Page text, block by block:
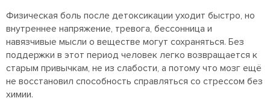
Физическая боль после детоксикации уходит быстро, но
внутреннее напряжение, тревога, бессонница и
навязчивые мысли о веществе могут сохраняться. Без
поддержки в этот период человек легко возвращается к
старым привычкам, не из слабости, а потому что мозг ещё
не восстановил способность справляться со стрессом без
химии.